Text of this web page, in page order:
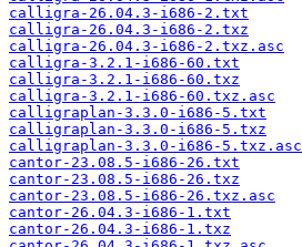
calligra-26.04.3-i686-2.txt
calligra-26.04.3-i686-2.txz
calligra-26.04.3-i686-2.txz.asc
calligra-3.2.1-i686-60.txt
calligra-3.2.1-i686-60.txz
calligra-3.2.1-i686-60.txz.asc
calligraplan-3.3.0-i686-5.txt
calligraplan-3.3.0-i686-5.txz
calligraplan-3.3.0-i686-5.txz.asc
cantor-23.08.5-i686-26.txt
cantor-23.08.5-i686-26.txz
cantor-23.08.5-i686-26.txz.asc
cantor-26.04.3-i686-1.txt
cantor-26.04.3-i686-1.txz